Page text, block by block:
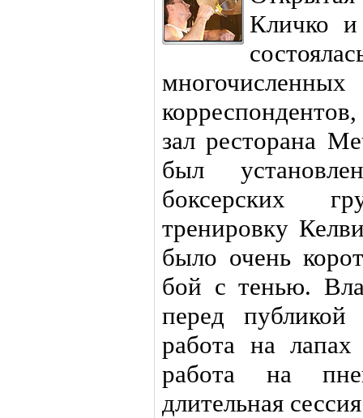
Кличко и
зал ресторана
был
боксерских
тренировку
было очень
бой с тенью.
перед
работа на
работа на
длительная